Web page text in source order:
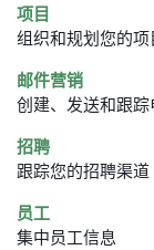
项目
组织和规划您的项
邮件营销
创建、发送和跟
招聘
跟踪您的招聘渠道
员工
集中员工信息